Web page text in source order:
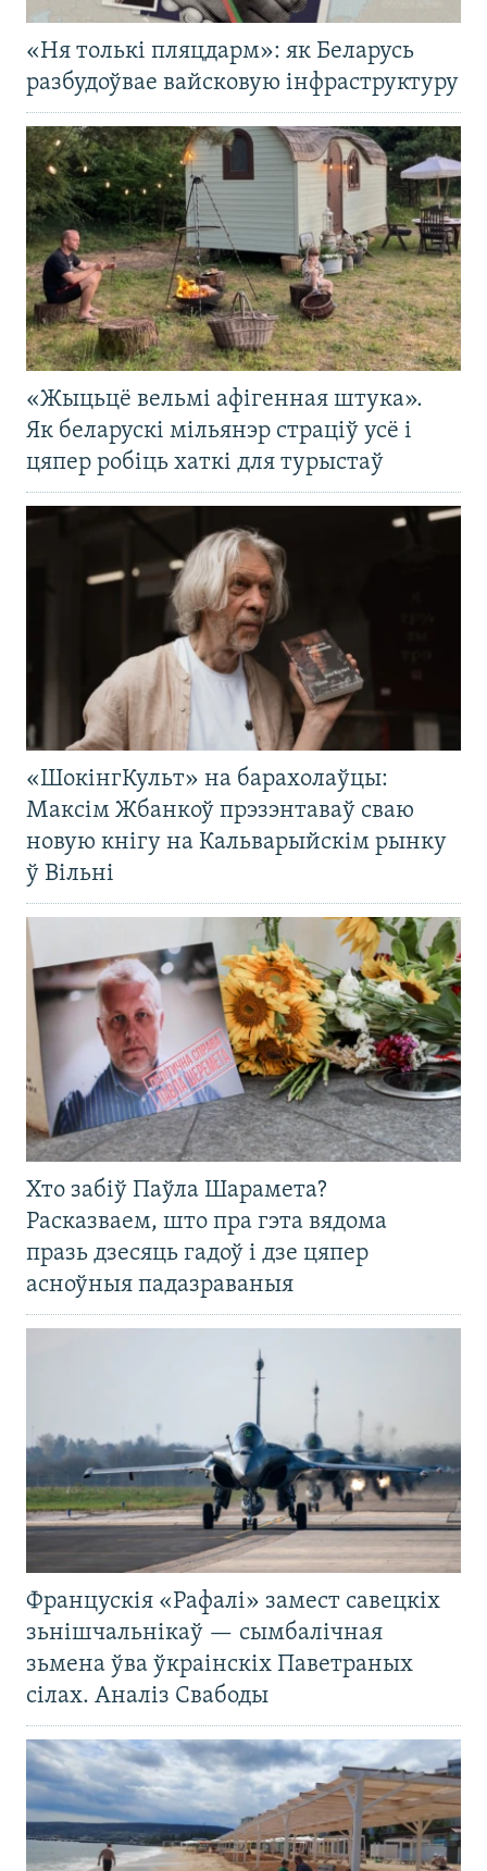
«Ня толькі пляцдарм»: як Беларусь
разбудоўвае вайсковую інфраструктуру
«Жыцьцё вельмі афігенная штука».
Як беларускі мільянэр страціў усё і
цяпер робіць хаткі для турыстаў
«ШокінгКульт» на барахолаўцы:
Максім Жбанкоў прэзэнтаваў сваю
новую кнігу на Кальварыйскім рынку
ў Вільні
Хто забіў Паўла Шарамета?
Расказваем, што пра гэта вядома
празь дзесяць гадоў і дзе цяпер
асноўныя падазраваныя
Францускія «Рафалі» замест савецкіх
зьнішчальнікаў — сымбалічная
зьмена ўва ўкраінскіх Паветраных
сілах. Аналіз Свабоды